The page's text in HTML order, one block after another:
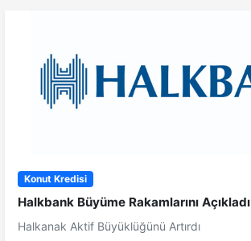
Konut Kredisi
Halkbank Büyüme Rakamlarını Açıkladı
Halkanak Aktif Büyüklüğünü Artırdı